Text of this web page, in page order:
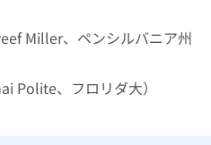
Miller、ペンシルバニア州
Polite、フロリダ大）